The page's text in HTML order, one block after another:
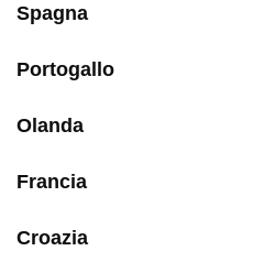
Spagna
Portogallo
Olanda
Francia
Croazia